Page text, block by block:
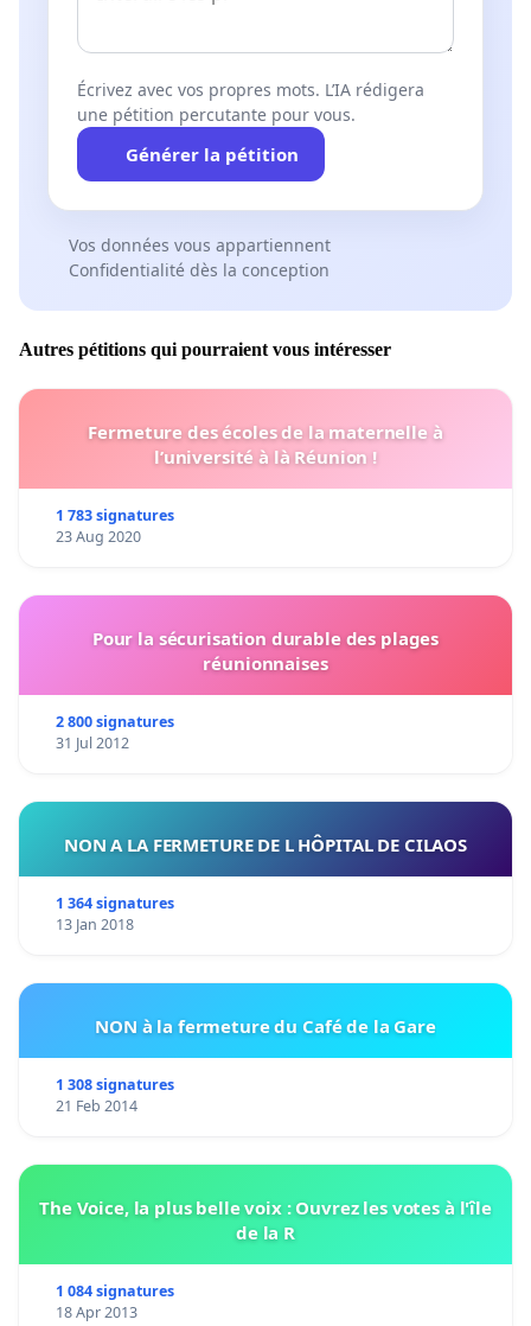
Écrivez avec vos propres mots. L’IA rédigera
une pétition percutante pour vous.
Générer la pétition
Vos données vous appartiennent
Confidentialité dès la conception
Autres pétitions qui pourraient vous intéresser
Fermeture des écoles de la maternelle à
l’université à là Réunion !
1 783 signatures
23 Aug 2020
Pour la sécurisation durable des plages
réunionnaises
2 800 signatures
31 Jul 2012
NON A LA FERMETURE DE L HÔPITAL DE CILAOS
1 364 signatures
13 Jan 2018
NON à la fermeture du Café de la Gare
1 308 signatures
21 Feb 2014
The Voice, la plus belle voix : Ouvrez les votes à l'île
de la R
1 084 signatures
18 Apr 2013